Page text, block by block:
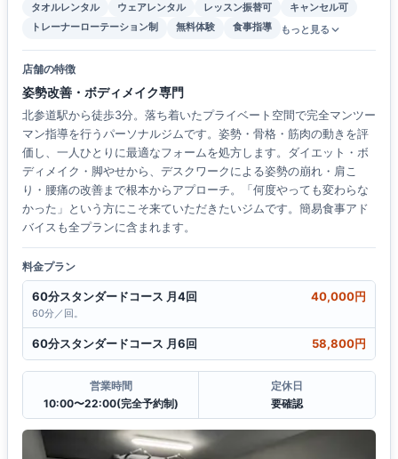
タオルレンタル ウェアレンタル レッスン振替可
キャンセル可
トレーナーローテーション制
無料体験 食事指導 もっと見る
店舗の特徴
姿勢改善・ボディメイク専門
北参道駅から徒歩3分。落ち着いたプライベート空間で完全マンツー
マン指導を行うパーソナルジムです。姿勢・骨格・筋肉の動きを評
価し、一人ひとりに最適なフォームを処方します。ダイエット・ボ
ディメイク・脚やせから、デスクワークによる姿勢の崩れ・肩こ
り・腰痛の改善まで根本からアプローチ。「何度やっても変わらな
かった」という方にこそ来ていただきたいジムです。簡易食事アド
バイスも全プランに含まれます。
料金プラン
60分スタンダードコース 月4回 40,000円
60分／回。
60分スタンダードコース 月6回 58,800円
営業時間
10:00〜22:00(完全予約制)
定休日
要確認